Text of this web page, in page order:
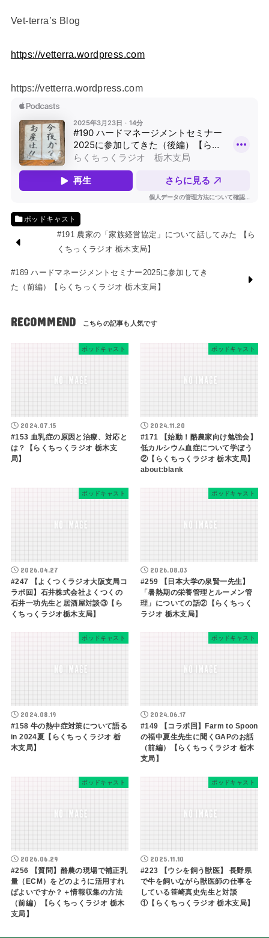
Vet-terra’s Blog ⁠
https://vetterra.wordpress.com
https://vetterra.wordpress.com
ポッドキャスト
#191 農家の「家族経営協定」について話してみた 【ら
くちっくラジオ 栃木支局】
#189 ハードマネージメントセミナー2025に参加してき
た（前編）【らくちっくラジオ 栃木支局】
RECOMMEND
ポッドキャスト
2024.07.15
#153 血乳症の原因と治療、対応と
は？【らくちっくラジオ 栃木支
局】
ポッドキャスト
2024.11.20
#171 【始動！酪農家向け勉強会】
低カルシウム血症について学ぼう
②【らくちっくラジオ 栃木支局】
about:blank
ポッドキャスト
2026.04.27
#247 【よくつくラジオ大阪支局コ
ラボ回】石井株式会社よくつくの
石井一功先生と居酒屋対談③【ら
くちっくラジオ栃木支局】
ポッドキャスト
2026.08.03
#259 【日本大学の泉賢一先生】
「暑熱期の栄養管理とルーメン管
理」についての話②【らくちっく
ラジオ 栃木支局】
ポッドキャスト
2024.08.19
#158 牛の熱中症対策について語る
in 2024夏【らくちっくラジオ 栃
木支局】
ポッドキャスト
2024.06.17
#149 【コラボ回】Farm to Spoon
の福中夏生先生に聞くGAPのお話
（前編）【らくちっくラジオ 栃木
支局】
ポッドキャスト
2026.06.29
#256 【質問】酪農の現場で補正乳
量（ECM）をどのように活用すれ
ばよいですか？＋情報収集の方法
（前編）【らくちっくラジオ 栃木
支局】
ポッドキャスト
2025.11.10
#223 【ウシを飼う獣医】 長野県
で牛を飼いながら獣医師の仕事を
している笹崎真史先生と対談
①【らくちっくラジオ 栃木支局】